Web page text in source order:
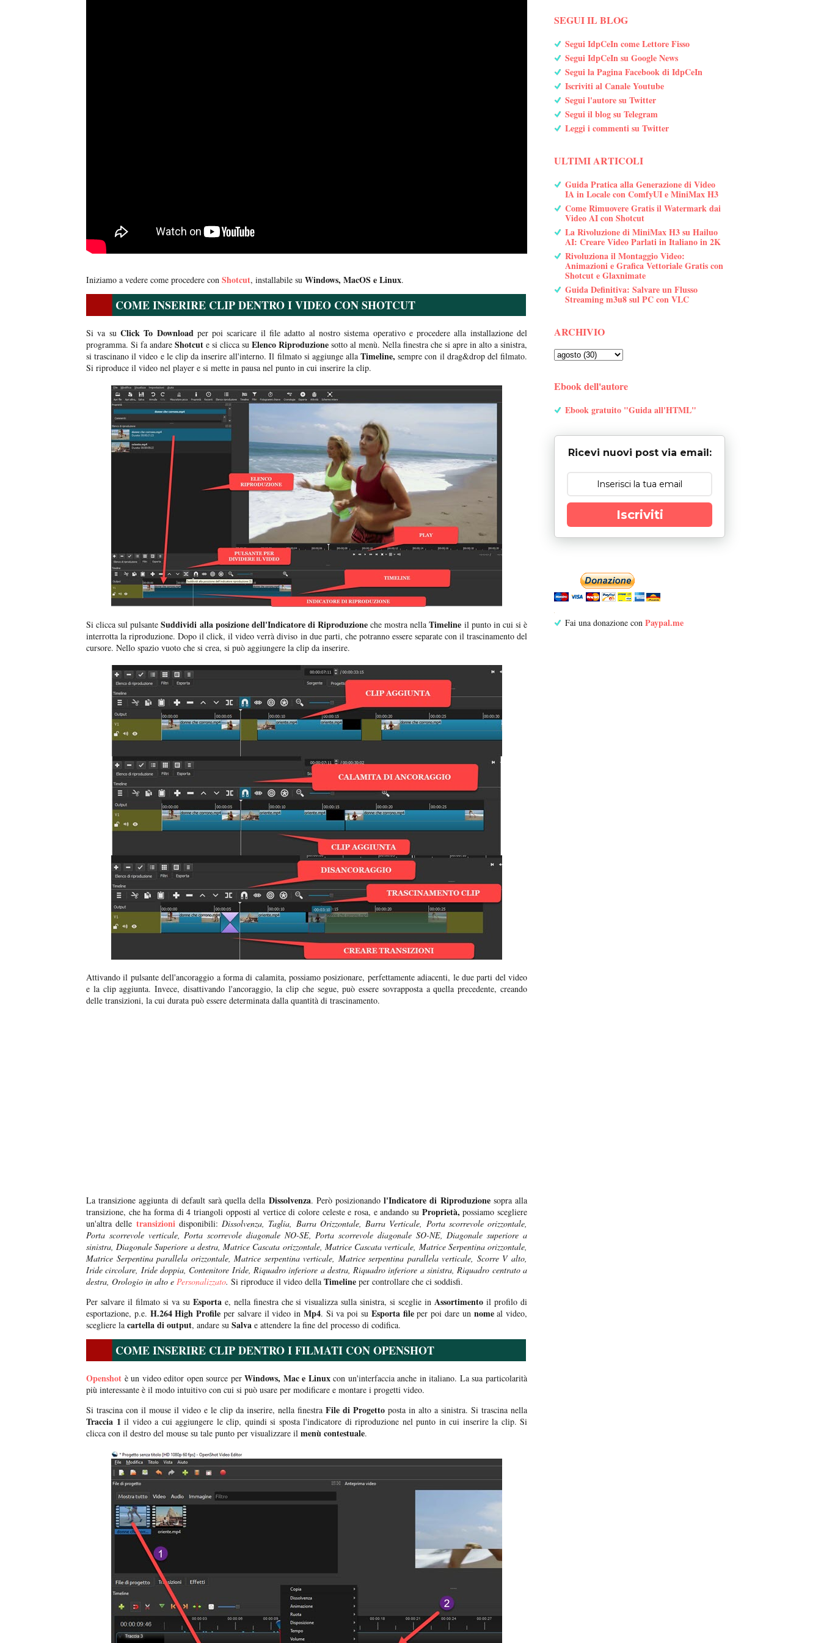
Iniziamo a vedere come procedere con Shotcut, installabile su Windows, MacOS e Linux.
COME INSERIRE CLIP DENTRO I VIDEO CON SHOTCUT
Si va su Click To Downloadper poi scaricare il file adatto al nostro sistema operativo e procedere alla installazione del
programma. Si fa andare Shotcut e si clicca su Elenco Riproduzione sotto al menù. Nella finestra che si apre in alto a sinistra,
si trascinano il video e le clip da inserire all'interno. Il filmato si aggiunge alla Timeline, sempre con il drag&drop del filmato.
Si riproduce il video nel player e si mette in pausa nel punto in cui inserire la clip.
Si clicca sul pulsante Suddividi alla posizione dell'Indicatore di Riproduzioneche mostra nella Timeline il punto in cui si è
interrotta la riproduzione. Dopo il click, il video verrà diviso in due parti, che potranno essere separate con il trascinamento del
cursore. Nello spazio vuoto che si crea, si può aggiungere la clip da inserire.
Attivando il pulsante dell'ancoraggio a forma di calamita, possiamo posizionare, perfettamente adiacenti, le due parti del video
e la clip aggiunta. Invece, disattivando l'ancoraggio, la clip che segue, può essere sovrapposta a quella precedente, creando
delle transizioni, la cui durata può essere determinata dalla quantità di trascinamento.
La transizione aggiunta di default sarà quella della Dissolvenza. Però posizionandol'Indicatore di Riproduzionesopra alla
transizione, che ha forma di 4 triangoli opposti al vertice di colore celeste e rosa, e andando su Proprietà, possiamo scegliere
un'altra delle transizionidisponibili: Dissolvenza, Taglia, Barra Orizzontale, Barra Verticale, Porta scorrevole orizzontale,
Porta scorrevole verticale, Porta scorrevole diagonale NO-SE, Porta scorrevole diagonale SO-NE, Diagonale superiore a
sinistra, Diagonale Superiore a destra, Matrice Cascata orizzontale, Matrice Cascata verticale, Matrice Serpentina orizzontale,
Matrice Serpentina parallela orizzontale, Matrice serpentina verticale, Matrice serpentina parallela verticale, Scorre V alto,
Iride circolare, Iride doppia, Contenitore Iride, Riquadro inferiore a destra, Riquadro inferiore a sinistra, Riquadro centrato a
destra, Orologio in alto e Personalizzato. Si riproduce il video della Timeline per controllare che ci soddisfi.
Per salvare il filmato si va su Esportae, nella finestra che si visualizza sulla sinistra, si sceglie inAssortimentoil profilo di
esportazione, p.e. H.264 High Profile per salvare il video in Mp4. Si va poi su Esporta fileper poi dare unnomeal video,
scegliere la cartella di output, andare su Salva e attendere la fine del processo di codifica.
COME INSERIRE CLIP DENTRO I FILMATI CON OPENSHOT
Openshot è un video editor open source perWindows, Mac e Linuxcon un'interfaccia anche in italiano. La sua particolarità
più interessante è il modo intuitivo con cui si può usare per modificare e montare i progetti video.
Si trascina con il mouse il video e le clip da inserire, nella finestra File di Progetto posta in alto a sinistra. Si trascina nella
Traccia 1 il video a cui aggiungere le clip, quindi si sposta l'indicatore di riproduzione nel punto in cui inserire la clip. Si
clicca con il destro del mouse su tale punto per visualizzare il menù contestuale.
SEGUI IL BLOG
Segui IdpCeIn come Lettore Fisso
Segui IdpCeIn su Google News
Segui la Pagina Facebook di IdpCeIn
Iscriviti al Canale Youtube
Segui l'autore su Twitter
Segui il blog su Telegram
Leggi i commenti su Twitter
ULTIMI ARTICOLI
Guida Pratica alla Generazione di Video
IA in Locale con ComfyUI e MiniMax H3
Come Rimuovere Gratis il Watermark dai
Video AI con Shotcut
La Rivoluzione di MiniMax H3 su Hailuo
AI: Creare Video Parlati in Italiano in 2K
Rivoluziona il Montaggio Video:
Animazioni e Grafica Vettoriale Gratis con
Shotcut e Glaxnimate
Guida Definitiva: Salvare un Flusso
Streaming m3u8 sul PC con VLC
ARCHIVIO
Ebook dell'autore
Ebook gratuito "Guida all'HTML"
Ricevi nuovi post via email:
Iscriviti
Fai una donazione con Paypal.me